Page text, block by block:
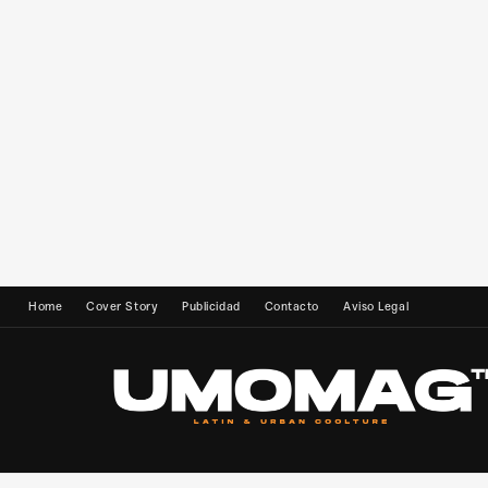
Home Cover Story Publicidad Contacto Aviso Legal